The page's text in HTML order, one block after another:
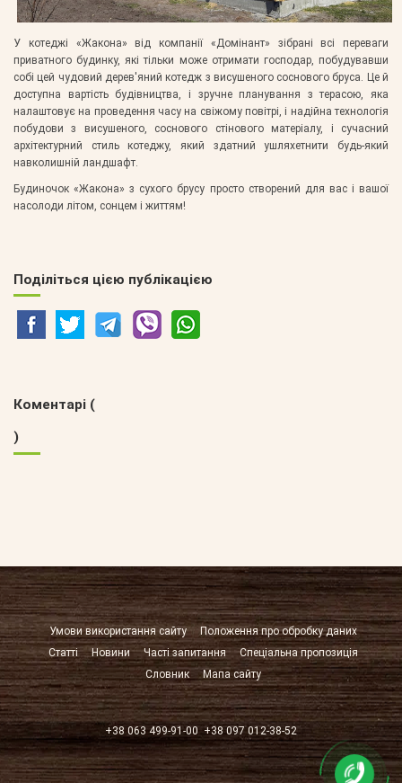
У котеджі «Жакона» від компанії «Домінант» зібрані всі переваги
приватного будинку, які тільки може отримати господар, побудувавши
собі цей чудовий дерев'яний котедж з висушеного соснового бруса. Це й
доступна вартість будівництва, і зручне планування з терасою, яка
налаштовує на проведення часу на свіжому повітрі, і надійна технологія
побудови з висушеного, соснового стінового матеріалу, і сучасний
архітектурний стиль котеджу, який здатний ушляхетнити будь-який
навколишній ландшафт.
Будиночок «Жакона» з сухого брусу просто створений для вас і вашої
насолоди літом, сонцем і життям!
Поділіться цією публікацією
Коментарі (
)
Умови використання сайту
Положення про обробку даних
Статті
Новини Часті запитання
Спеціальна пропозиція
Словник
Мапа сайту
+38 063 499-91-00 +38 097 012-38-52